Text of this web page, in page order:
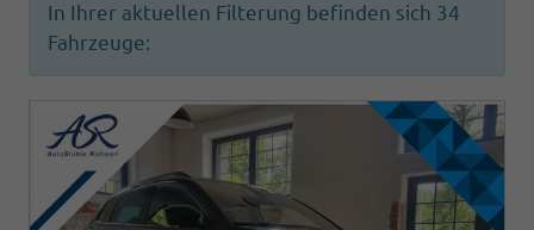
In Ihrer aktuellen Filterung befinden sich 34
Fahrzeuge: